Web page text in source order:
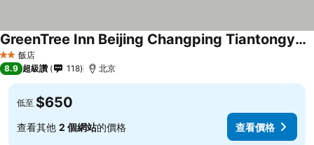
2 星級飯店
GreenTree Inn Beijing Changping Tiantongyuan East Taipingzhuang Road Express Hotel
8.9 超級讚 118 北京
低至 $650
查看其他 2 個網站的價格 查看價格